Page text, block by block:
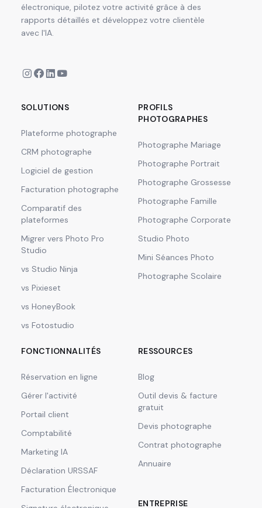
électronique, pilotez votre activité grâce à des
rapports détaillés et développez votre clientèle
avec l'IA.
SOLUTIONS
Plateforme photographe
CRM photographe
Logiciel de gestion
Facturation photographe
Comparatif des
plateformes
Migrer vers Photo Pro
Studio
vs Studio Ninja
vs Pixieset
vs HoneyBook
vs Fotostudio
PROFILS
PHOTOGRAPHES
Photographe Mariage
Photographe Portrait
Photographe Grossesse
Photographe Famille
Photographe Corporate
Studio Photo
Mini Séances Photo
Photographe Scolaire
FONCTIONNALITÉS
Réservation en ligne
Gérer l'activité
Portail client
Comptabilité
Marketing IA
Déclaration URSSAF
Facturation Électronique
RESSOURCES
Blog
Outil devis & facture
gratuit
Devis photographe
Contrat photographe
Annuaire
ENTREPRISE